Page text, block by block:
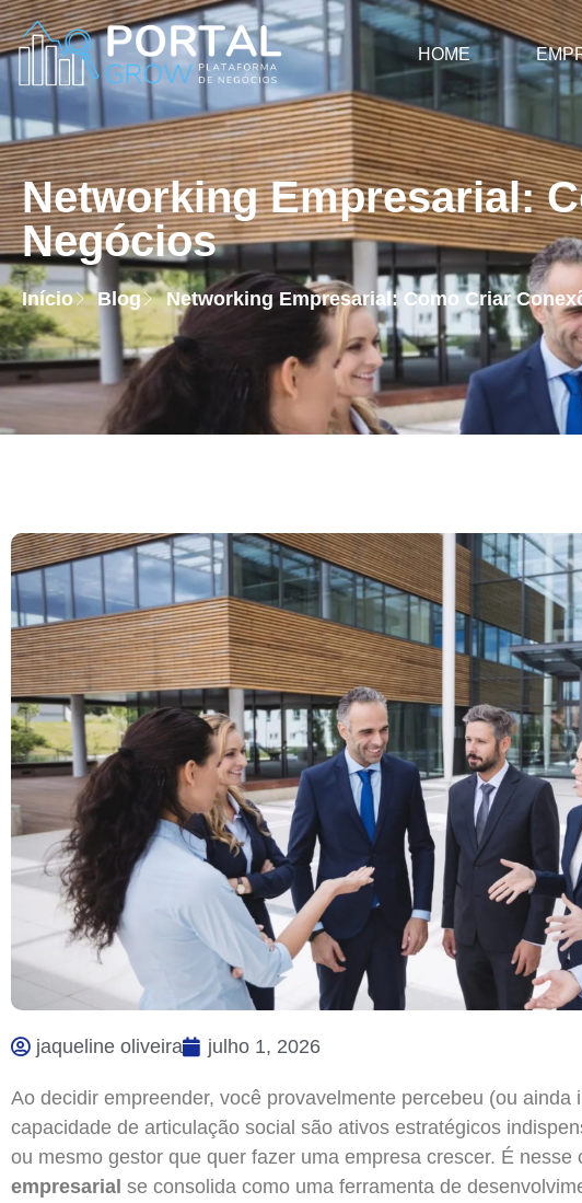
HOME
Networking Empresarial:
Negócios
Início Blog Networking Empresarial: Como Criar
jaqueline oliveira julho 1, 2026
Ao decidir empreender, você provavelmente percebeu (ou
capacidade de articulação social são ativos estratégicos
ou mesmo gestor que quer fazer uma empresa crescer. É nesse
empresarial se consolida como uma ferramenta de